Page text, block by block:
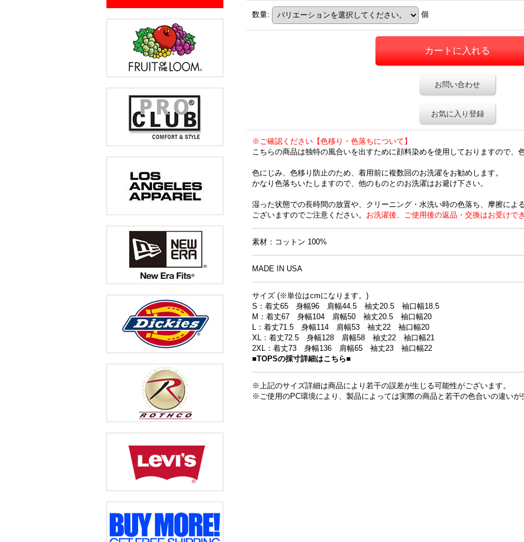
数量: 個
お問い合わせ
お気に入り登録
※ご確認ください【色移り・色落ちについて】
こちらの商品は独特の風合いを出すために顔料染めを使用しておりますので、
色にじみ、色移り防止のため、着用前に複数回のお洗濯をお勧めします。
かなり色落ちいたしますので、他のものとのお洗濯はお避け下さい。
湿った状態での長時間の放置や、クリーニング・水洗い時の色落ち、摩擦によ
ございますのでご注意ください。 お洗濯後、ご使用後の返品・交換はお受けで
素材：コットン 100%
MADE IN USA
サイズ (※単位はcmになります。)
S：着丈65 身幅96 肩幅44.5 袖丈20.5 袖口幅18.5
M：着丈67 身幅104 肩幅50 袖丈20.5 袖口幅20
L：着丈71.5 身幅114 肩幅53 袖丈22 袖口幅20
XL：着丈72.5 身幅128 肩幅58 袖丈22 袖口幅21
2XL：着丈73 身幅136 肩幅65 袖丈23 袖口幅22
■TOPSの採寸詳細はこちら■
※上記のサイズ詳細は商品により若干の誤差が生じる可能性がございます。
※ご使用のPC環境により、製品によっては実際の商品と若干の色合いの違いが